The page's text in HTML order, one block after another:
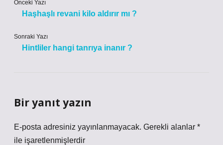
Önceki Yazı
Haşhaşlı revani kilo aldırır mı ?
Sonraki Yazı
Hintliler hangi tanrıya inanır ?
Bir yanıt yazın
E-posta adresiniz yayınlanmayacak. Gerekli alanlar *
ile işaretlenmişlerdir